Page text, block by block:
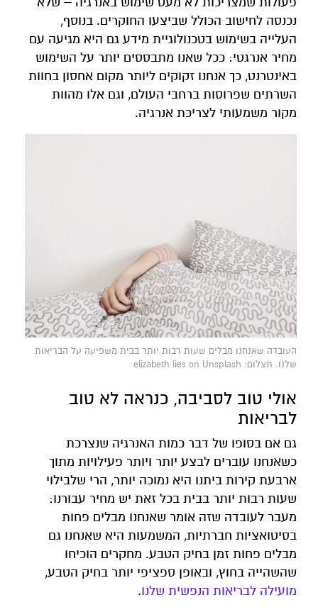
נכנסה לחישוב הכולל שביצעו החוקרים. בנוסף,
העלייה בשימוש בטכנולוגיית מידע גם היא מגיעה עם
מחיר אנרגטי: ככל שאנו מתבססים יותר על השימוש
באינטרנט, כך אנחנו זקוקים ליותר מקום אחסון בחוות
השרתים שפרוסות ברחבי העולם, וגם אלו מהוות
מקור משמעותי לצריכת אנרגיה.
העובדה שאנחנו מבלים שעות רבות יותר בבית משפיעה על הבריאות
שלנו. תצלום: elizabeth lies on Unsplash
אולי טוב לסביבה, כנראה לא טוב
לבריאות
גם אם בסופו של דבר כמות האנרגיה שנצרכת
כשאנחנו עוברים לבצע יותר ויותר פעילויות מתוך
ארבעת קירות ביתנו היא נמוכה יותר, הרי שלבילוי
שעות רבות יותר בבית בכל זאת יש מחיר עבורנו:
מעבר לעובדה שזה אומר שאנחנו מבלים פחות
בסיטואציות חברתיות, המשמעות היא שאנחנו גם
מבלים פחות זמן בחיק הטבע. מחקרים הוכיחו
שהשהייה בחוץ, ובאופן ספציפי יותר בחיק הטבע,
מועילה לבריאות הנפשית שלנו.